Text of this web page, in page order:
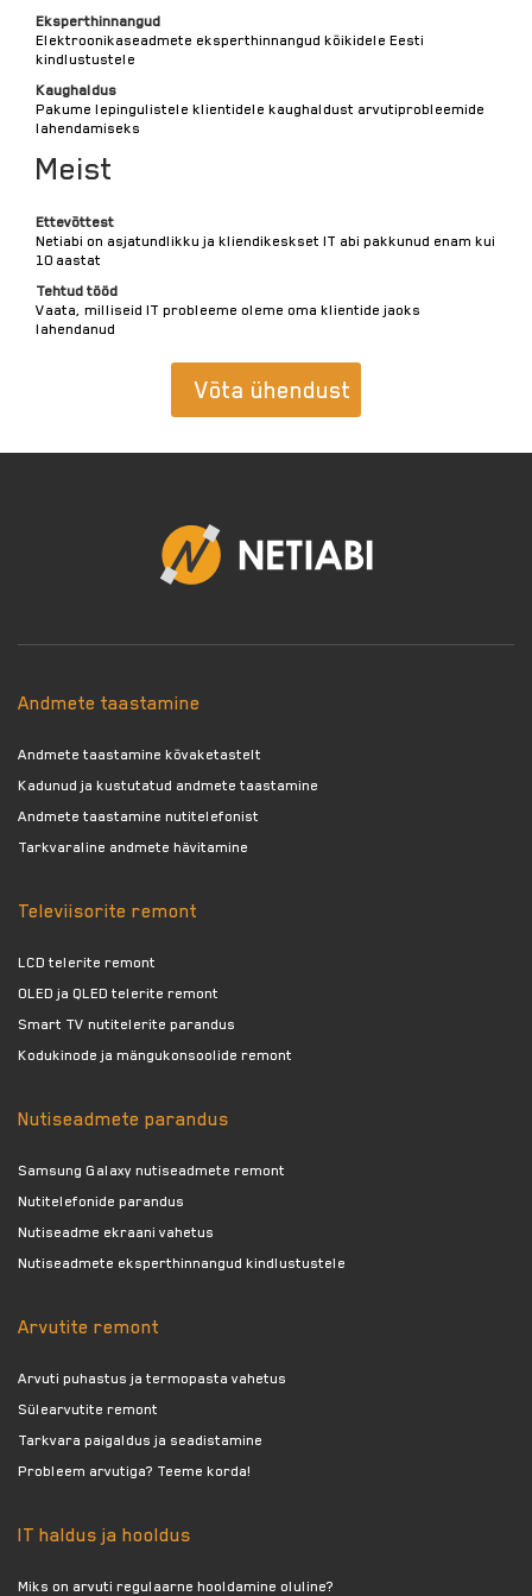
Eksperthinnangud
Elektroonikaseadmete eksperthinnangud kõikidele Eesti
kindlustustele
Kaughaldus
Pakume lepingulistele klientidele kaughaldust arvutiprobleemide
lahendamiseks
Meist
Ettevõttest
Netiabi on asjatundlikku ja kliendikeskset IT abi pakkunud enam kui
10 aastat
Tehtud tööd
Vaata, milliseid IT probleeme oleme oma klientide jaoks
lahendanud
Võta ühendust
Andmete taastamine
Andmete taastamine kõvaketastelt
Kadunud ja kustutatud andmete taastamine
Andmete taastamine nutitelefonist
Tarkvaraline andmete hävitamine
Televiisorite remont
LCD telerite remont
OLED ja QLED telerite remont
Smart TV nutitelerite parandus
Kodukinode ja mängukonsoolide remont
Nutiseadmete parandus
Samsung Galaxy nutiseadmete remont
Nutitelefonide parandus
Nutiseadme ekraani vahetus
Nutiseadmete eksperthinnangud kindlustustele
Arvutite remont
Arvuti puhastus ja termopasta vahetus
Sülearvutite remont
Tarkvara paigaldus ja seadistamine
Probleem arvutiga? Teeme korda!
IT haldus ja hooldus
Miks on arvuti regulaarne hooldamine oluline?